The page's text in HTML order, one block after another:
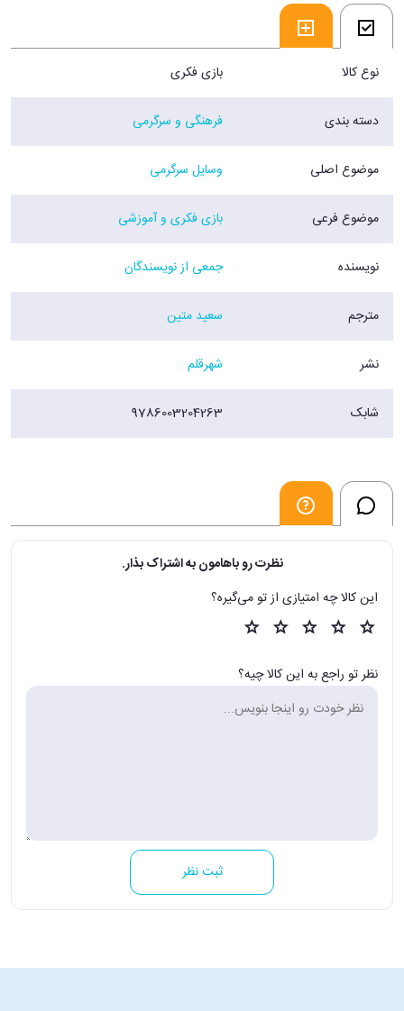
نوع کالا بازی فکری
دسته بندی فرهنگی و سرگرمی
موضوع اصلی وسایل سرگرمی
موضوع فرعی بازی فکری و آموزشی
نویسنده جمعی از نویسندگان
مترجم سعید متین
نشر شهرقلم
شابک 9786003204263
نظرت رو باهامون به اشتراک بذار.
این کالا چه امتیازی از تو می‌گیره؟
نظر تو راجع به این کالا چیه؟
ثبت نظر